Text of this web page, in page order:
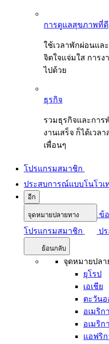
การดูแลสุขภาพที่ดี
ใช้เวลาพักผ่อนแ
จิตใจแจ่มใส การ
ไปด้วย
ธุรกิจ
รวมธุรกิจและการ
งานเสร็จ ก็ได้เว
เพื่อนๆ
โปรแกรมสมาชิก
ประสบการณ์แบบโนโวเ
อีก
จุดหมายปลายทาง ข้
โปรแกรมสมาชิก ป
ย้อนกลับ
จุดหมายปลา
ยุโรป
เอเชีย
ตะวันอ
อเมริก
อเมริก
แอฟริก